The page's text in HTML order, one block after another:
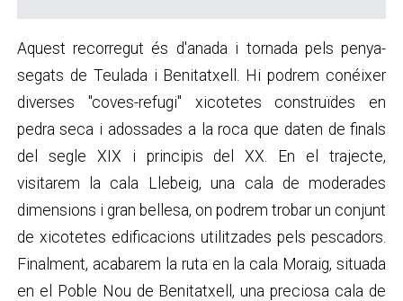
Aquest recorregut és d'anada i tornada pels penya-
segats de Teulada i Benitatxell. Hi podrem conéixer
diverses "coves-refugi" xicotetes construïdes en
pedra seca i adossades a la roca que daten de finals
del segle XIX i principis del XX. En el trajecte,
visitarem la cala Llebeig, una cala de moderades
dimensions i gran bellesa, on podrem trobar un conjunt
de xicotetes edificacions utilitzades pels pescadors.
Finalment, acabarem la ruta en la cala Moraig, situada
en el Poble Nou de Benitatxell, una preciosa cala de